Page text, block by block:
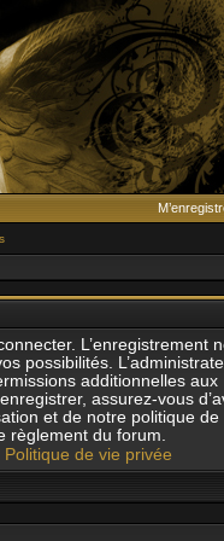
L’enregistrement
possibilités.
additionnelles aux
assurez-vous
et de notre politique de
règlement du forum.
Politique de vie privée